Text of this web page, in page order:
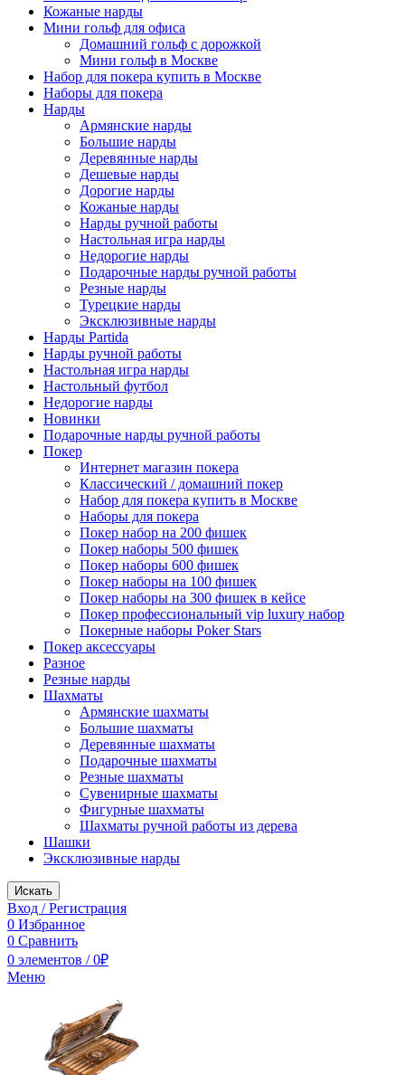
Кожаные нарды
Мини гольф для офиса
Домашний гольф с дорожкой
Мини гольф в Москве
Набор для покера купить в Москве
Наборы для покера
Нарды
Армянские нарды
Большие нарды
Деревянные нарды
Дешевые нарды
Дорогие нарды
Кожаные нарды
Нарды ручной работы
Настольная игра нарды
Недорогие нарды
Подарочные нарды ручной работы
Резные нарды
Турецкие нарды
Эксклюзивные нарды
Нарды Partida
Нарды ручной работы
Настольная игра нарды
Настольный футбол
Недорогие нарды
Новинки
Подарочные нарды ручной работы
Покер
Интернет магазин покера
Классический / домашний покер
Набор для покера купить в Москве
Наборы для покера
Покер набор на 200 фишек
Покер наборы 500 фишек
Покер наборы 600 фишек
Покер наборы на 100 фишек
Покер наборы на 300 фишек в кейсе
Покер профессиональный vip luxury набор
Покерные наборы Poker Stars
Покер аксессуары
Разное
Резные нарды
Шахматы
Армянские шахматы
Большие шахматы
Деревянные шахматы
Подарочные шахматы
Резные шахматы
Сувенирные шахматы
Фигурные шахматы
Шахматы ручной работы из дерева
Шашки
Эксклюзивные нарды
Искать
Вход / Регистрация
0 Избранное
0 Сравнить
0 элементов / 0₽
Меню